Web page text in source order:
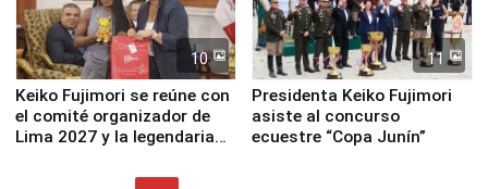
10
Keiko Fujimori se reúne con
el comité organizador de
Lima 2027 y la legendaria
11
Presidenta Keiko Fujimori
asiste al concurso
ecuestre “Copa Junín”